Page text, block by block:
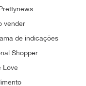
vender
de indicações
Shopper
Love